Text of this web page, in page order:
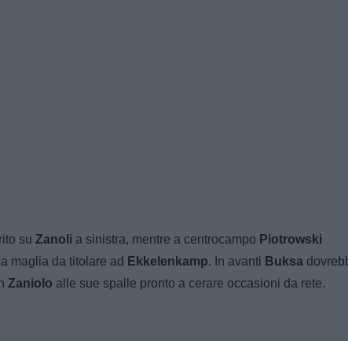
su Zanoli a sinistra, mentre a centrocampo Piotrowski
maglia da titolare ad Ekkelenkamp. In avanti Buksa
Zaniolo alle sue spalle pronto a cerare occasioni da rete.